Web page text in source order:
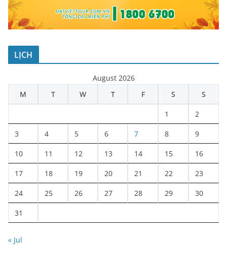
LỊCH
August 2026
M
T W T F S S
1 2
3 4 5 6 7 8 9
10 11 12 13 14 15 16
17 18 19 20 21 22 23
24 25 26 27 28 29 30
31
« Jul